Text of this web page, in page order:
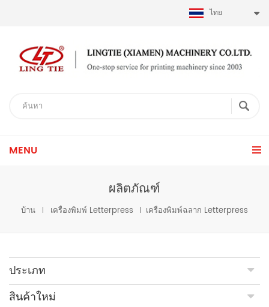
ไทย
MENU
ผลิตภัณฑ์
บ้าน เครื่องพิมพ์ Letterpress เครื่องพิมพ์ฉลาก Letterpress
ประเภท
สินค้าใหม่